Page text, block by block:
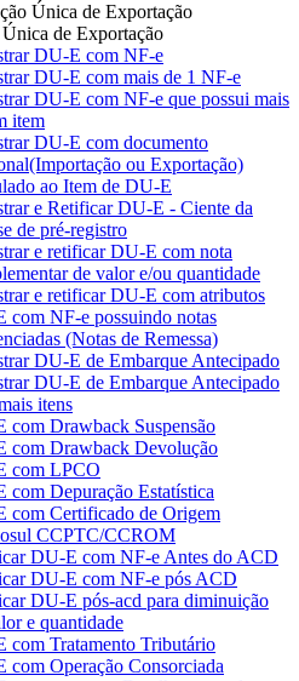
Única de Exportação
de Exportação
DU-E com NF-e
DU-E com mais de 1 NF-e
DU-E com NF-e que possui mais
item
DU-E com documento
ou Exportação)
ao Item de DU-E
e Retificar DU-E - Ciente da
de pré-registro
e retificar DU-E com nota
de valor e/ou quantidade
e retificar DU-E com atributos
com NF-e possuindo notas
(Notas de Remessa)
DU-E de Embarque Antecipado
DU-E de Embarque Antecipado
itens
com Drawback Suspensão
com Drawback Devolução
com LPCO
com Depuração Estatística
com Certificado de Origem
CCPTC/CCROM
DU-E com NF-e Antes do ACD
DU-E com NF-e pós ACD
DU-E pós-acd para diminuição
e quantidade
com Tratamento Tributário
com Operação Consorciada